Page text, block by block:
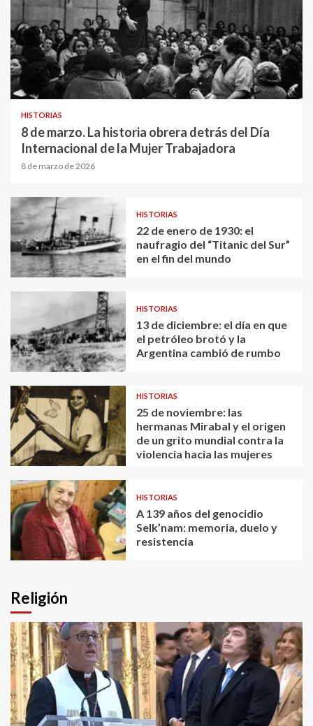
HISTORIAS
8 de marzo. La historia obrera detrás del Día
Internacional de la Mujer Trabajadora
8 de marzo de 2026
HISTORIAS
22 de enero de 1930: el
naufragio del “Titanic del Sur”
en el fin del mundo
HISTORIAS
13 de diciembre: el día en que
el petróleo brotó y la
Argentina cambió de rumbo
HISTORIAS
25 de noviembre: las
hermanas Mirabal y el origen
de un grito mundial contra la
violencia hacia las mujeres
HISTORIAS
A 139 años del genocidio
Selk’nam: memoria, duelo y
resistencia
Religión